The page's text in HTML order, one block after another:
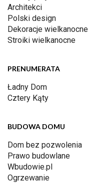
Architekci
Polski design
Dekoracje wielkanocne
Stroiki wielkanocne
PRENUMERATA
Ładny Dom
Cztery Kąty
BUDOWA DOMU
Dom bez pozwolenia
Prawo budowlane
Wbudowie.pl
Ogrzewanie